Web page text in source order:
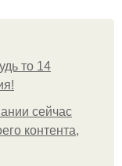
то 14
сейчас
контента,